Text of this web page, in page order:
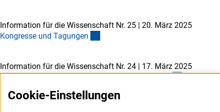
Information für die Wissenschaft Nr. 25 | 20. März 2025
Kongresse und Tagungen
Information für die Wissenschaft Nr. 24 | 17. März 2025
A*STAR-DFG Joint Call on Sustainable Chemistry
Cookie-Einstellungen